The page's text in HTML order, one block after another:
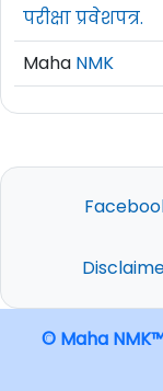
परीक्षा प्रवेशपत्र.
Maha NMK
© Maha